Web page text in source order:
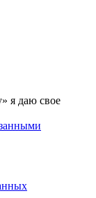
я даю свое